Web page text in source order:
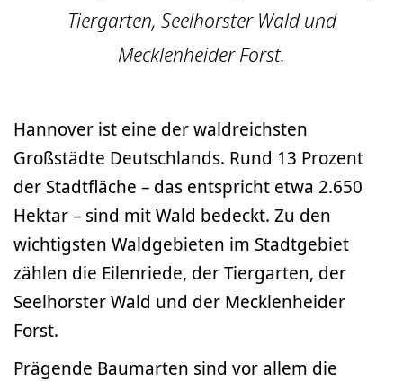
Tiergarten, Seelhorster Wald und
Mecklenheider Forst.
Hannover ist eine der waldreichsten
Großstädte Deutschlands. Rund 13 Prozent
der Stadtfläche – das entspricht etwa 2.650
Hektar – sind mit Wald bedeckt. Zu den
wichtigsten Waldgebieten im Stadtgebiet
zählen die Eilenriede, der Tiergarten, der
Seelhorster Wald und der Mecklenheider
Forst.
Prägende Baumarten sind vor allem die